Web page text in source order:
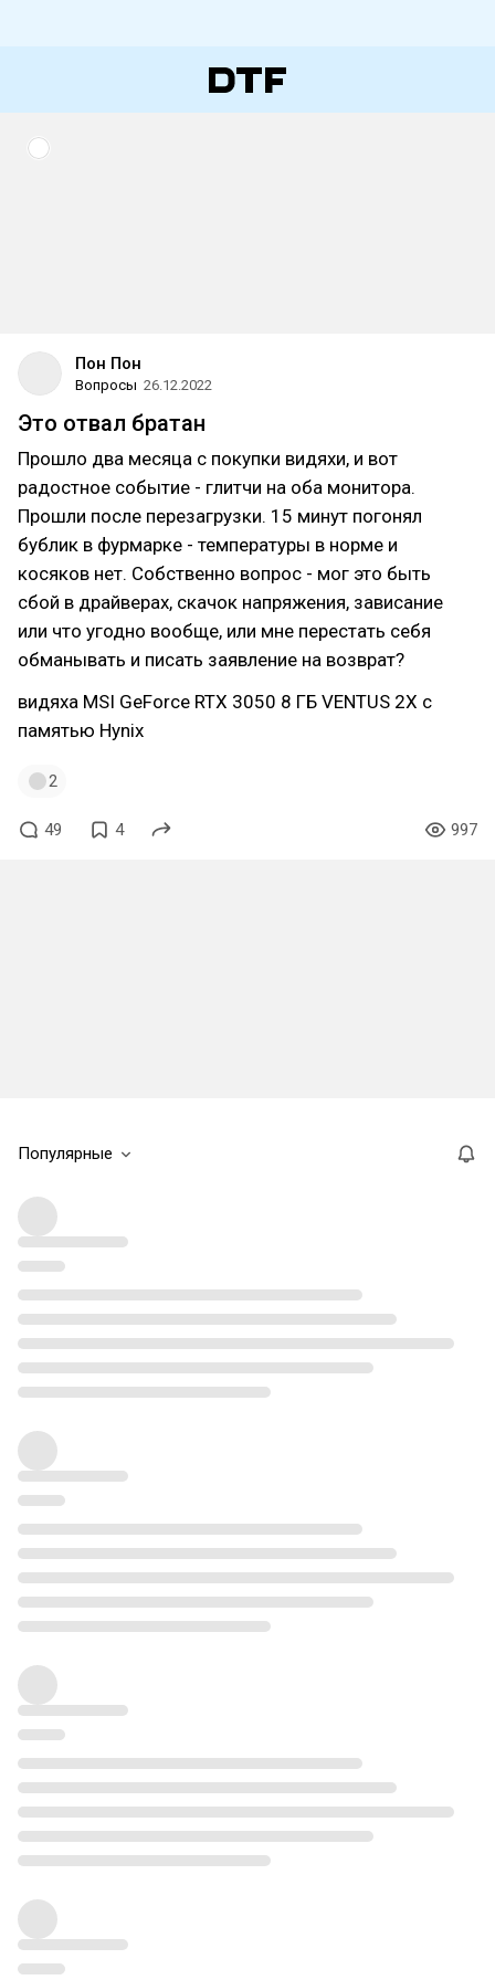
Пон Пон
Вопросы 26.12.2022
Это отвал братан
Прошло два месяца с покупки видяхи, и вот
радостное событие - глитчи на оба монитора.
Прошли после перезагрузки. 15 минут погонял
бублик в фурмарке - температуры в норме и
косяков нет. Собственно вопрос - мог это быть
сбой в драйверах, скачок напряжения, зависание
или что угодно вообще, или мне перестать себя
обманывать и писать заявление на возврат?
видяха MSI GeForce RTX 3050 8 ГБ VENTUS 2X с
памятью Hynix
2
49 4 997
Популярные